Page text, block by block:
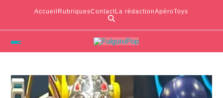
Accueil RubriquesContactLa rédactionApéroToys